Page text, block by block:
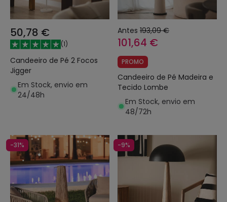
50,78 €
(1)
Candeeiro de Pé 2 Focos
Jigger
Em Stock, envio em
24/48h
Antes 193,09 €
101,64 €
PROMO
Candeeiro de Pé Madeira e
Tecido Lombe
Em Stock, envio em
48/72h
-31% -9%